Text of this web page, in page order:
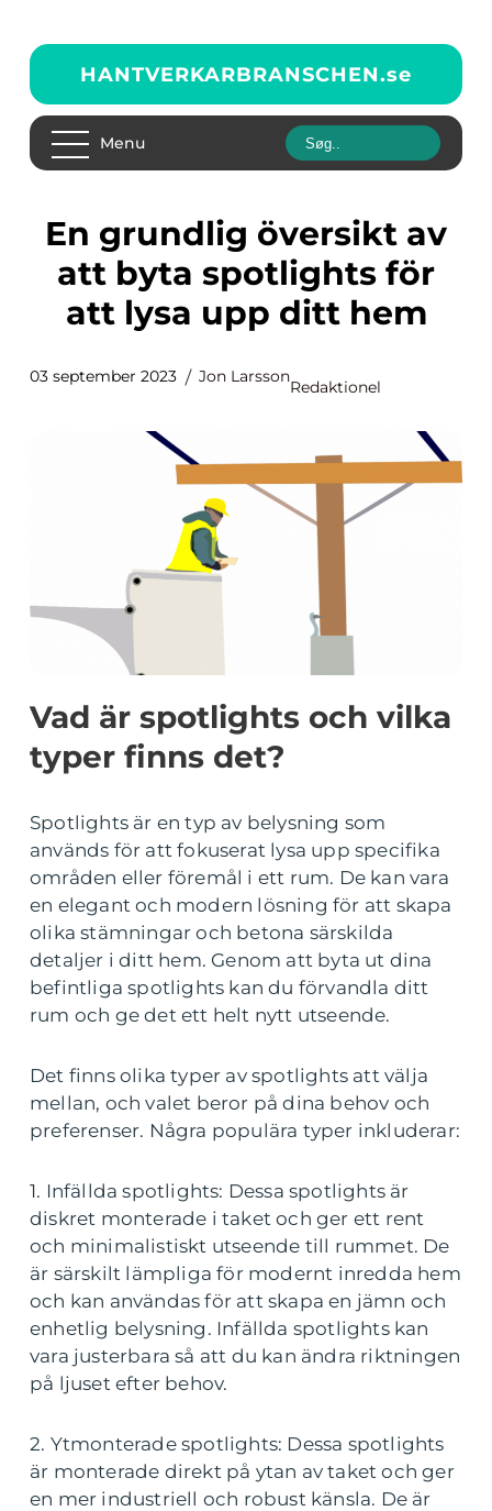
HANTVERKARBRANSCHEN.se
Menu
En grundlig översikt av
att byta spotlights för
att lysa upp ditt hem
03 september 2023 Jon Larsson
Redaktionel
Vad är spotlights och vilka
typer finns det?
Spotlights är en typ av belysning som
används för att fokuserat lysa upp specifika
områden eller föremål i ett rum. De kan vara
en elegant och modern lösning för att skapa
olika stämningar och betona särskilda
detaljer i ditt hem. Genom att byta ut dina
befintliga spotlights kan du förvandla ditt
rum och ge det ett helt nytt utseende.
Det finns olika typer av spotlights att välja
mellan, och valet beror på dina behov och
preferenser. Några populära typer inkluderar:
1. Infällda spotlights: Dessa spotlights är
diskret monterade i taket och ger ett rent
och minimalistiskt utseende till rummet. De
är särskilt lämpliga för modernt inredda hem
och kan användas för att skapa en jämn och
enhetlig belysning. Infällda spotlights kan
vara justerbara så att du kan ändra riktningen
på ljuset efter behov.
2. Ytmonterade spotlights: Dessa spotlights
är monterade direkt på ytan av taket och ger
en mer industriell och robust känsla. De är